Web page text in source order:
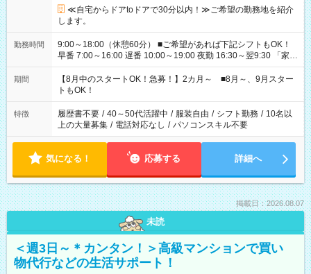
≪自宅からドアtoドアで30分以内！≫ご希望の勤務地を紹介
します。
勤務時間
9:00～18:00（休憩60分） ■ご希望があれば下記シフトもOK！
早番 7:00～16:00 遅番 10:00～19:00 夜勤 16:30～翌9:30 「家族
と休みを合わせたい」 「余裕を持って夕飯の準備がしたい」
「できれば残業はしたくない」 など、ご希望を教えてください
ね。 ※Wワーク希望の方へ 今ご覧のお仕事で希望する勤務時間
と、もう1つのお仕事の勤務時間。 合計で週40時間を超える場
合は応募できません。
期間
【8月中のスタートOK！急募！】2カ月～ ■8月～、9月スター
トもOK！
特徴 履歴書不要 / 40～50代活躍中 / 服装自由 / シフト勤務 / 10名以
上の大量募集 / 電話対応なし / パソコンスキル不要
気になる！ 応募する 詳細へ
掲載日：2026.08.07
未読
＜週3日～＊カンタン！＞高級マンションで買い
物代行などの生活サポート！